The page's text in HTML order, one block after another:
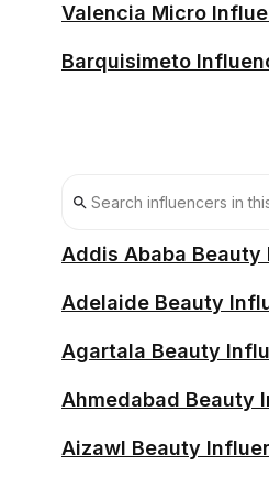
Valencia Micro
Barquisimeto
Addis Ababa Beauty
Adelaide Beauty
Agartala Beauty
Ahmedabad Beauty
Aizawl Beauty